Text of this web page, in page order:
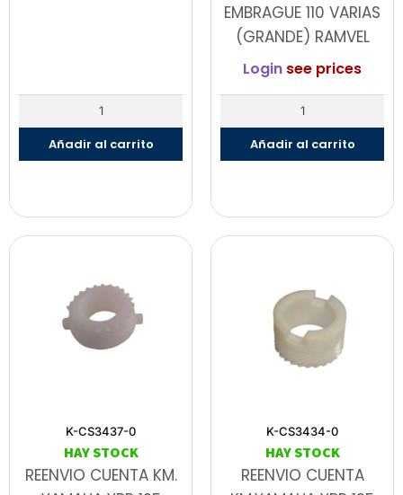
Añadir al carrito
EMBRAGUE 110 VARIAS
(GRANDE) RAMVEL
Login see prices
Añadir al carrito
K-CS3437-0
HAY STOCK
REENVIO CUENTA KM.
K-CS3434-0
HAY STOCK
REENVIO CUENTA